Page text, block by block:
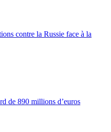
contre la Russie face à la
de 890 millions d’euros